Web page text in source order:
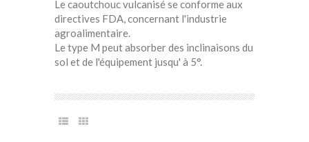
Le caoutchouc vulcanisé se conforme aux
directives FDA, concernant l'industrie
agroalimentaire.
Le type M peut absorber des inclinaisons du
sol et de l'équipement jusqu' à 5°.